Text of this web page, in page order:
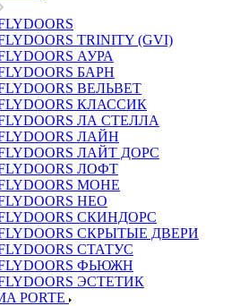
TRINITY (GVI)
АУРА
БАРН
ВЕЛЬВЕТ
КЛАССИК
ЛА СТЕЛЛА
ЛАЙН
ЛАЙТ ДОРС
ЛОФТ
МОНЕ
НЕО
СКИНДОРС
СКРЫТЫЕ ДВЕРИ
СТАТУС
ФЬЮЖН
ЭСТЕТИК
PORTE